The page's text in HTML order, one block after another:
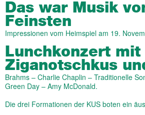
Das war Musik
Feinsten
Impressionen vom Heimspiel am 19.
Lunchkonzert mit
Ziganotschkus
Brahms – Charlie Chaplin – Traditionelle
Green Day – Amy McDonald.
Die drei Formationen der KUS boten ein